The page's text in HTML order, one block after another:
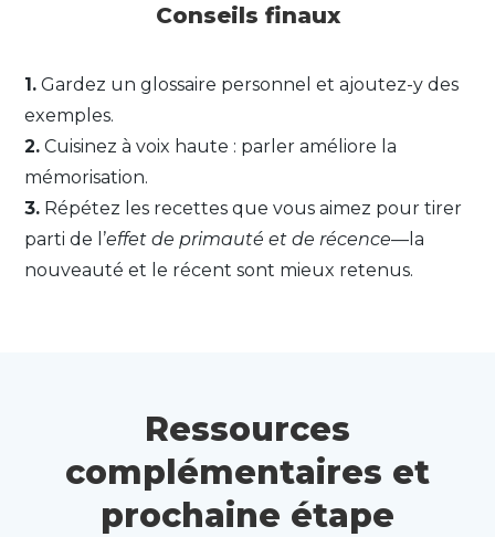
Conseils finaux
1. Gardez un glossaire personnel et ajoutez-y des
exemples.
2. Cuisinez à voix haute : parler améliore la
mémorisation.
3. Répétez les recettes que vous aimez pour tirer
parti de l’effet de primauté et de récence—la
nouveauté et le récent sont mieux retenus.
Ressources
complémentaires et
prochaine étape